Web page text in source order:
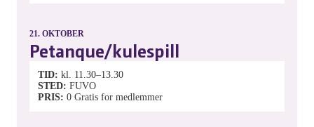
21. OKTOBER
Petanque/kulespill
TID kl. 11.30–13.30
STED FUVO
PRIS 0 Gratis for medlemmer